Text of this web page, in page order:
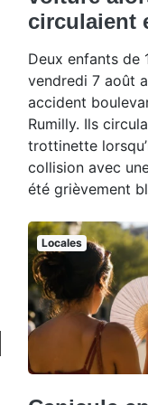
circulaient
Deux enfants de
vendredi 7 août
accident
Rumilly. Ils
trottinette
collision avec
été grièvement
Locales